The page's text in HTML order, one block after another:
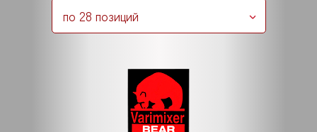
по 28 позиций